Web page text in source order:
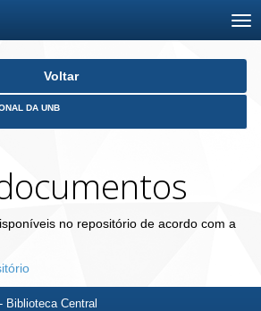
Voltar
DA UNB
no repositório de acordo com a
Biblioteca Central